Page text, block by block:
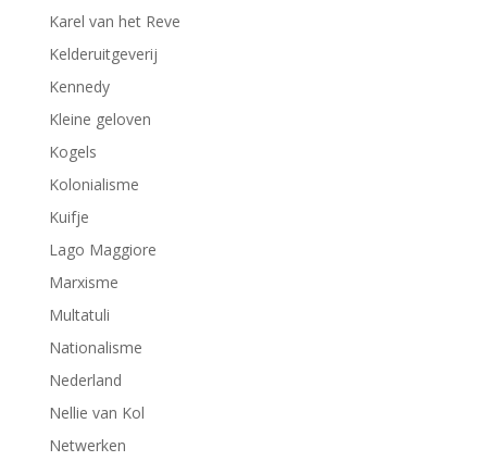
Karel van het Reve
Kelderuitgeverij
Kennedy
Kleine geloven
Kogels
Kolonialisme
Kuifje
Lago Maggiore
Marxisme
Multatuli
Nationalisme
Nederland
Nellie van Kol
Netwerken